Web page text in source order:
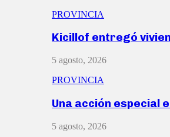
PROVINCIA
Kicillof entregó
5 agosto, 2026
PROVINCIA
Una acción especial
5 agosto, 2026